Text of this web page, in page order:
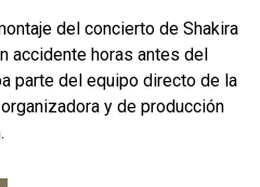
del concierto de Shakira
accidente horas antes del
parte del equipo directo de la
y de producción